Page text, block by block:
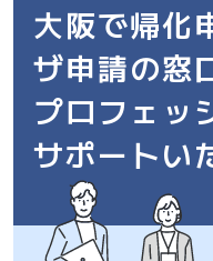
特定技能ビザ申請
配偶者ビザ申請
経営管理ビザ申請
永住ビザ申請
帰化申請
ビザ申請支援実績
事務所について
0120-777-
受付時間 9:00～
大阪で帰化
ザ申請の窓
プロフェッ
サポートい